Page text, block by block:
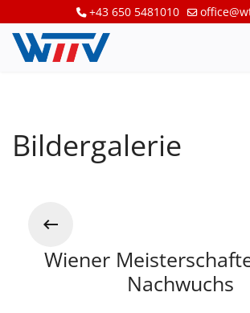
+43 650 5481010
Bildergalerie
Wiener
Nachwuchs